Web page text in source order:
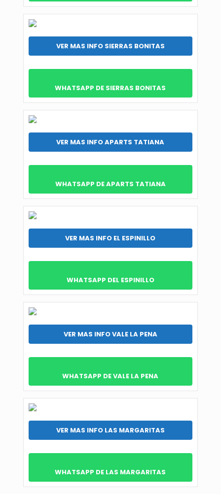
VER MAS INFO SIERRAS BONITAS
WHATSAPP DE SIERRAS BONITAS
VER MAS INFO APARTS TATIANA
WHATSAPP DE APARTS TATIANA
VER MAS INFO EL ESPINILLO
WHATSAPP DEL ESPINILLO
VER MAS INFO VALE LA PENA
WHATSAPP DE VALE LA PENA
VER MAS INFO LAS MARGARITAS
WHATSAPP DE LAS MARGARITAS